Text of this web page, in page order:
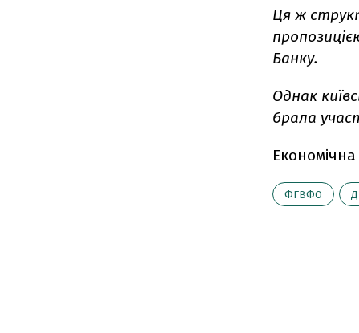
Ця ж
Банку.
Однак
брала
ФГВФО